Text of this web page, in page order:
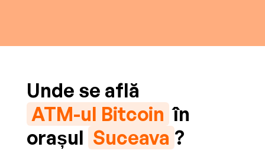
Unde se află
ATM-ul Bitcoin în
orașul Suceava ?